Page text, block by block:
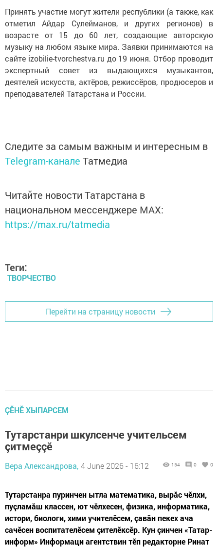
Принять участие могут жители республики (а также, как
отметил Айдар Сулейманов, и других регионов) в
возрасте от 15 до 60 лет, создающие авторскую
музыку на любом языке мира. Заявки принимаются на
сайте izobilie-tvorchestva.ru до 19 июня. Отбор проводит
экспертный совет из выдающихся музыкантов,
деятелей искусств, актёров, режиссёров, продюсеров и
преподавателей Татарстана и России.
Следите за самым важным и интересным в
Telegram-канале Татмедиа
Читайте новости Татарстана в
национальном мессенджере MАХ:
https://max.ru/tatmedia
Теги:
ТВОРЧЕСТВО
Перейти на страницу новости
ÇӖНӖ ХЫПАРСЕМ
Тутарстанри шкулсенче учительсем
çитмеççӗ
Вера Александрова, 4 June 2026 - 16:12 154 0 0
Тутарстанра пуринчен ытла математика, вырӑс чӗлхи,
пуçламӑш классен, ют чӗлхесен, физика, информатика,
истори, биологи, хими учителӗсем, çавӑн пекех ача
сачӗсен воспитателӗсем çителӗксӗр. Кун çинчен «Татар-
информ» Информаци агентствин тӗп редакторне Ринат